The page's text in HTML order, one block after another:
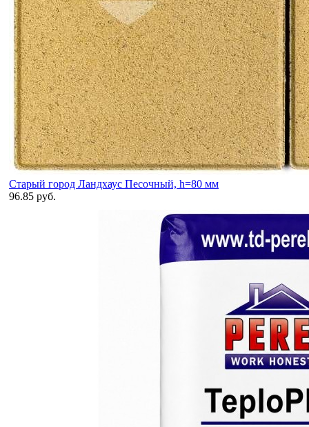
Старый город Ландхаус Песочный, h=80 мм
96.85 руб.